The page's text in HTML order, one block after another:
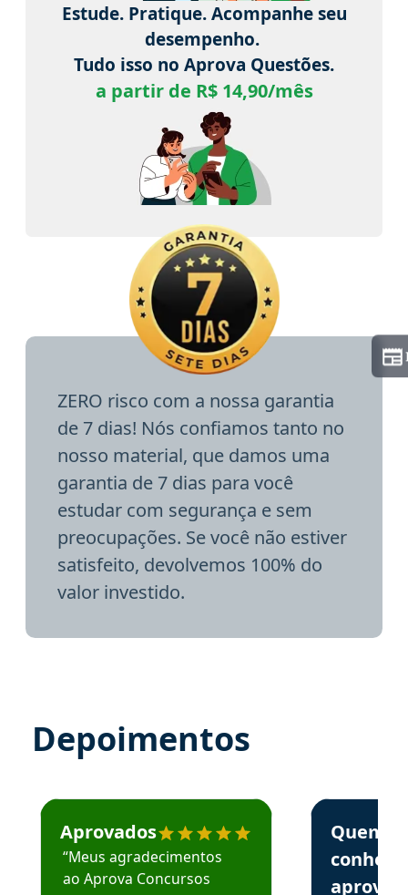
Estude. Pratique. Acompanhe seu
desempenho.
Tudo isso no Aprova Questões.
a partir de R$ 14,90/mês
ZERO risco com a nossa garantia
de 7 dias! Nós confiamos tanto no
nosso material, que damos uma
garantia de 7 dias para você
estudar com segurança e sem
preocupações. Se você não estiver
satisfeito, devolvemos 100% do
valor investido.
Depoimentos
Estudante José recomenda o Aprova Concursos em
Aprovados
“Meus agradecimentos
ao Aprova Concursos
Estudante
Quem
aprova